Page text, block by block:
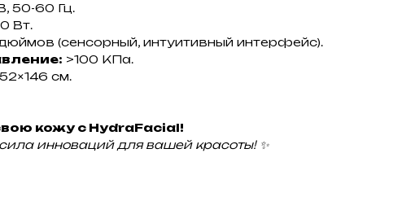
50-60 Гц.
Вт.
(сенсорный, интуитивный интерфейс).
>100 КПа.
см.
кожу с HydraFacial!
инноваций для вашей красоты! ✨